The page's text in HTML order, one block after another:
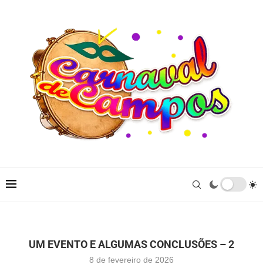
UM EVENTO E ALGUMAS CONCLUSÕES – 2
8 de fevereiro de 2026